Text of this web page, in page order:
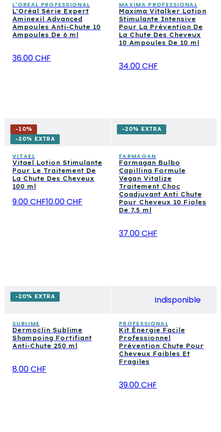
L'OREAL PROFESSIONAL
L'Oréal Série Expert
Aminexil Advanced
Ampoules Anti-Chute 10
Ampoules De 6 ml
36.00 CHF
MAXIMA PROFESSIONAL
Maxima Vitalker Lotion
Stimulante Intensive
Pour La Prévention De
La Chute Des Cheveux
10 Ampoules De 10 ml
34.00 CHF
-10%
-20% EXTRA
VITAEL
Vitael Lotion Stimulante
Pour Le Traitement De
La Chute Des Cheveux
100 ml
9.00 CHF10.00 CHF
-20% EXTRA
FARMAGAN
Farmagan Bulbo
Capillina Formule
Vegan Vitalize
Traitement Choc
Coadjuvant Anti Chute
Pour Cheveux 10 Fioles
De 7,5 ml
37.00 CHF
-20% EXTRA
SUBLIME
Dermoclin Sublime
Shampoing Fortifiant
Anti-Chute 250 ml
8.00 CHF
Indisponible
PROFESSIONAL
Kit Énergie Facile
Professionnel
Prévention Chute Pour
Cheveux Faibles Et
Fragiles
39.00 CHF